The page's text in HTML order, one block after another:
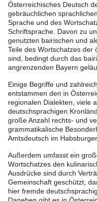
Österreichisches Deutsch
gebräuchlichen
Sprache und des
Schriftsprache. Davon zu
genutzten bairischen und
Teile des Wortschatzes der
sind, bedingt durch das
angrenzenden Bayern
Einige Begriffe und
entstammen den in
regionalen Dialekten, viele
deutschsprachigen
große Anzahl rechts- und
grammatikalische
Amtsdeutsch im
Außerdem umfasst ein
Wortschatzes den
Ausdrücke sind durch
Gemeinschaft geschützt,
hier fremde